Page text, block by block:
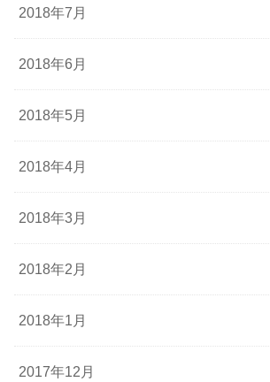
2018年7月
2018年6月
2018年5月
2018年4月
2018年3月
2018年2月
2018年1月
2017年12月